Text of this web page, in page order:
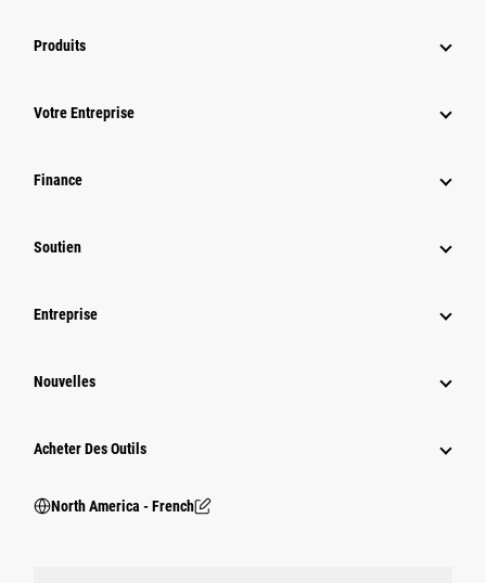
Produits
Votre Entreprise
Finance
Soutien
Entreprise
Nouvelles
Acheter Des Outils
North America - French